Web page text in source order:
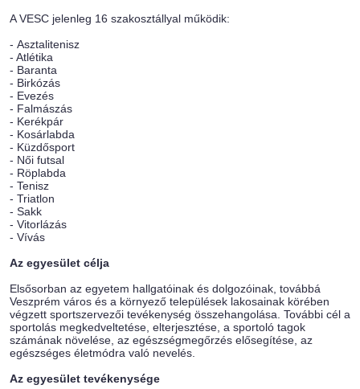
A VESC jelenleg 16 szakosztállyal működik:
- Asztalitenisz
- Atlétika
- Baranta
- Birkózás
- Evezés
- Falmászás
- Kerékpár
- Kosárlabda
- Küzdősport
- Női futsal
- Röplabda
- Tenisz
- Triatlon
- Sakk
- Vitorlázás
- Vívás
Az egyesület célja
Elsősorban az egyetem hallgatóinak és dolgozóinak, továbbá
Veszprém város és a környező települések lakosainak körében
végzett sportszervezői tevékenység összehangolása. További cél a
sportolás megkedveltetése, elterjesztése, a sportoló tagok
számának növelése, az egészségmegőrzés elősegítése, az
egészséges életmódra való nevelés.
Az egyesület tevékenysége